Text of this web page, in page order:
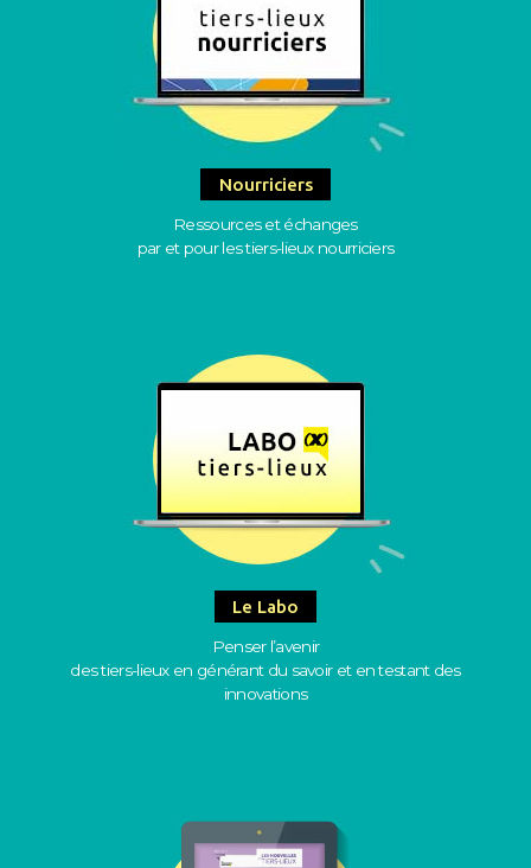
Nourriciers
Ressources et échanges
par et pour les tiers-lieux nourriciers
Le Labo
Penser l’avenir
des tiers-lieux en générant du savoir et en testant des
innovations